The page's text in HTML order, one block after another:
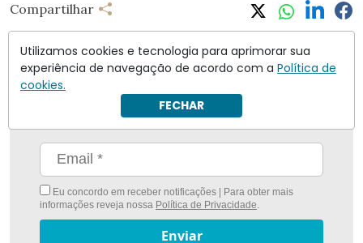
Compartilhar
Nunca foi tão fácil ficar bem informado com
Antagonista
Eu concordo em receber notificações | Para obter mais
informações reveja nossa Política de Privacidade
Enviar
Utilizamos cookies e tecnologia para aprimorar sua
experiência de navegação de acordo com a Política de
cookies.
FECHAR